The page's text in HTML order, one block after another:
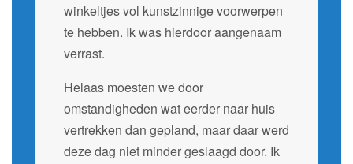
winkeltjes vol kunstzinnige voorwerpen
te hebben. Ik was hierdoor aangenaam
verrast.
Helaas moesten we door
omstandigheden wat eerder naar huis
vertrekken dan gepland, maar daar werd
deze dag niet minder geslaagd door. Ik